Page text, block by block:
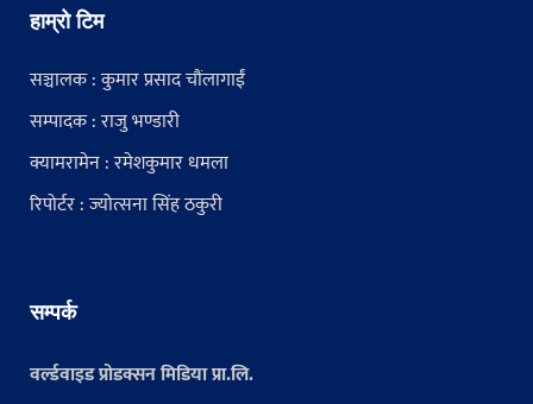
हाम्रो टिम
सञ्चालक : कुमार प्रसाद चौंलागाईं
सम्पादक : राजु भण्डारी
क्यामरामेन : रमेशकुमार धमला
रिपोर्टर : ज्योत्सना सिंह ठकुरी
सम्पर्क
वर्ल्डवाइड प्रोडक्सन मिडिया प्रा.लि.